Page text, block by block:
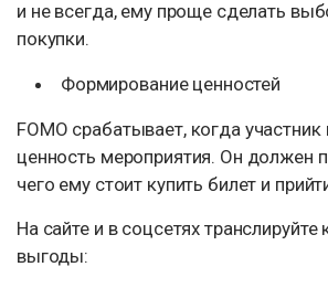
и не всегда, ему проще сделать
покупки.
Формирование ценностей
FOMO срабатывает, когда
ценность мероприятия. Он должен
чего ему стоит купить билет и
На сайте и в соцсетях
выгоды: